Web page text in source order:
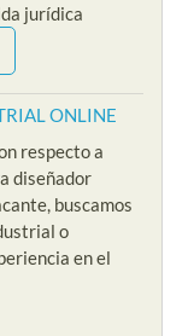
jurídica
ONLINE
respecto a
diseñador
buscamos
o
en el